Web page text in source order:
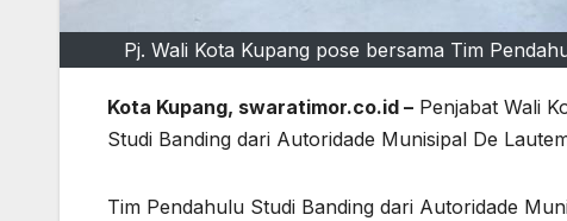
Pj. Wali Kota Kupang pose bersama Tim
Kota Kupang, swaratimor.co.id – Penjabat Wali
Studi Banding dari Autoridade Munisipal De
Tim Pendahulu Studi Banding dari Autoridade